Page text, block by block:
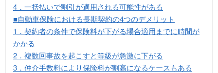
4．一括払いで割引が適用される可能性がある
■自動車保険における長期契約の4つのデメリット
1．契約者の条件で保険料が下がる場合適用までに時間が
かかる
2．複数回事故を起こすと等級が急激に下がる
3．仲介手数料により保険料が割高になるケースもある